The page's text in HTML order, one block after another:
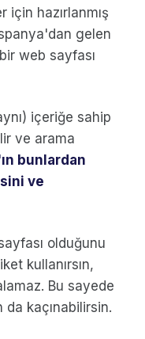
hazırlanmış
gelen
web sayfası
içeriğe sahip
ve arama
bunlardan
ve
olduğunu
kullanırsın,
Bu sayede
kaçınabilirsin.